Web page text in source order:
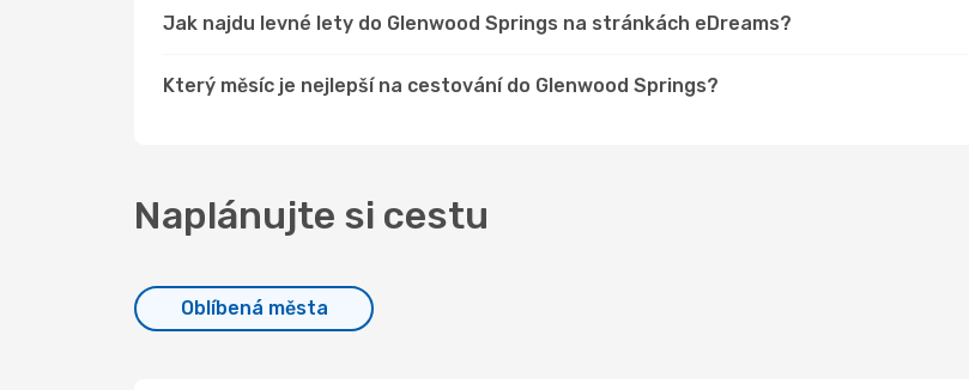
Jak najdu levné lety do Glenwood Springs na stránkách eDreams?
Který měsíc je nejlepší na cestování do Glenwood Springs?
Naplánujte si cestu
Oblíbená města